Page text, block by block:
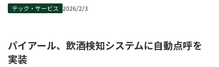
テック・サービス 2026/2/3
パイアール、飲酒検知システムに自動点呼を
実装